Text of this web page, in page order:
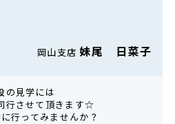
岡山支店妹尾 日菜子
の見学には
行させて頂きます☆
行ってみませんか？